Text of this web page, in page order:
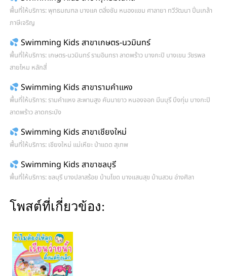
พื้นที่ให้บริการ: พุทธมณฑล บางแค ตลิ่งชัน หนองแขม ศาลายา ทวีวัฒนา ปิ่นเกล้า
ภาษีเจริญ
Swimming Kids สาขาเกษตร-นวมินทร์
พื้นที่ให้บริการ: เกษตร-นวมินทร์ รามอินทรา ลาดพร้าว บางกะปิ บางเขน วัชรพล
สายไหม หลักสี่
Swimming Kids สาขารามคำแหง
พื้นที่ให้บริการ: รามคำแหง สะพานสูง คันนายาว หนองจอก มีนบุรี บึงกุ่ม บางกะปิ
ลาดพร้าว ลาดกระบัง
Swimming Kids สาขาเชียงใหม่
พื้นที่ให้บริการ: เชียงใหม่ แม่เหียะ ป่าแดด สุเทพ
Swimming Kids สาขาชลบุรี
พื้นที่ให้บริการ: ชลบุรี บางปลาสร้อย บ้านโขด บางแสนสุข บ้านสวน อ่างศิลา
โพสต์ที่เกี่ยวข้อง: